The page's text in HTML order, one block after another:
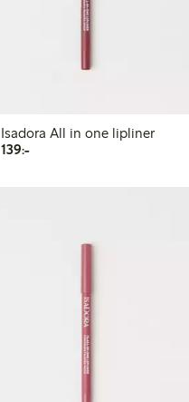
Isadora All in one lipliner
139:-139,00 kr